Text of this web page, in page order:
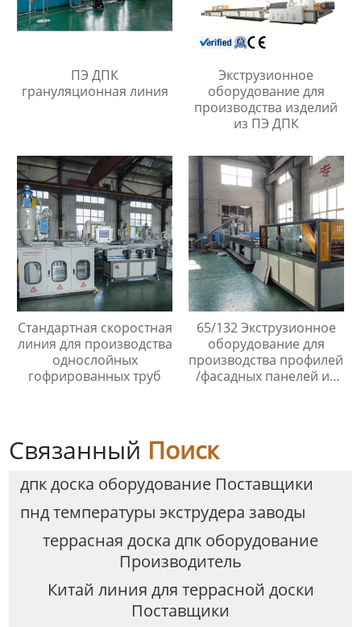
ПЭ ДПК
грануляционная линия
Экструзионное
оборудование для
производства изделий
из ПЭ ДПК
Стандартная скоростная
линия для производства
однослойных
гофрированных труб
65/132 Экструзионное
оборудование для
производства профилей
/фасадных панелей из
Связанный Поиск
дпк доска оборудование Поставщики
пнд температуры экструдера заводы
террасная доска дпк оборудование
Производитель
Китай линия для террасной доски
Поставщики